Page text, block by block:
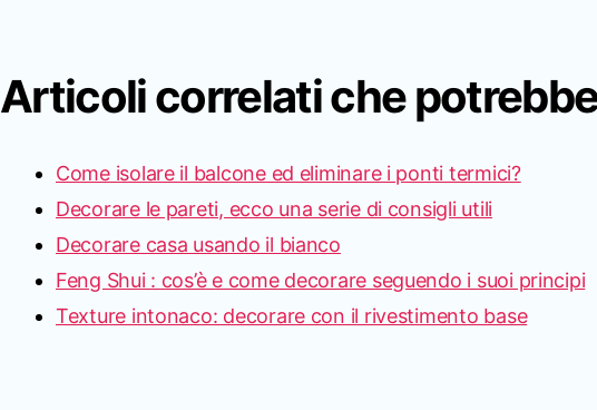
Articoli correlati che
Come isolare il balcone ed eliminare i ponti termici?
Decorare le pareti, ecco una serie di consigli utili
Decorare casa usando il bianco
Feng Shui : cos’è e come decorare seguendo i suoi principi
Texture intonaco: decorare con il rivestimento base